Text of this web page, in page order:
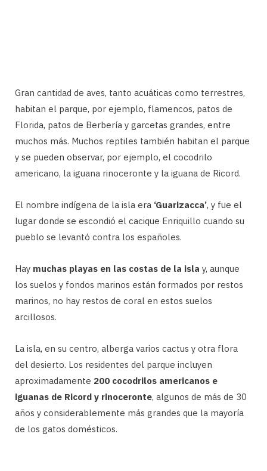
Gran cantidad de aves, tanto acuáticas como terrestres,
habitan el parque, por ejemplo, flamencos, patos de
Florida, patos de Berbería y garcetas grandes, entre
muchos más. Muchos reptiles también habitan el parque
y se pueden observar, por ejemplo, el cocodrilo
americano, la iguana rinoceronte y la iguana de Ricord.
El nombre indígena de la isla era ‘Guarizacca’, y fue el
lugar donde se escondió el cacique Enriquillo cuando su
pueblo se levantó contra los españoles.
Hay muchas playas en las costas de la isla y, aunque
los suelos y fondos marinos están formados por restos
marinos, no hay restos de coral en estos suelos
arcillosos.
La isla, en su centro, alberga varios cactus y otra flora
del desierto. Los residentes del parque incluyen
aproximadamente 200 cocodrilos americanos e
iguanas de Ricord y rinoceronte, algunos de más de 30
años y considerablemente más grandes que la mayoría
de los gatos domésticos.